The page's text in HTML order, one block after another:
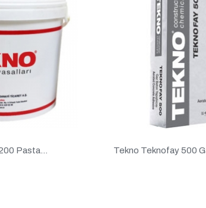
Pasta... Tekno Teknofay 500